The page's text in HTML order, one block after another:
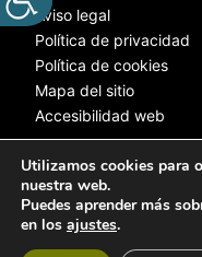
Aviso legal
Política de privacidad
Política de cookies
Mapa del sitio
Accesibilidad web
© 2025 Web desarrollada
Utilizamos cookies para
nuestra web.
Puedes aprender más
en los ajustes.